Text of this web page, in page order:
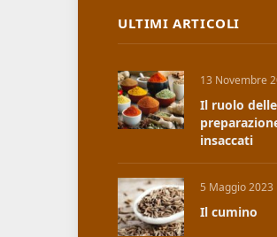
ULTIMI ARTICOLI
13 Novembre
Il ruolo
insaccati
5 Maggio 2023
Il cumino